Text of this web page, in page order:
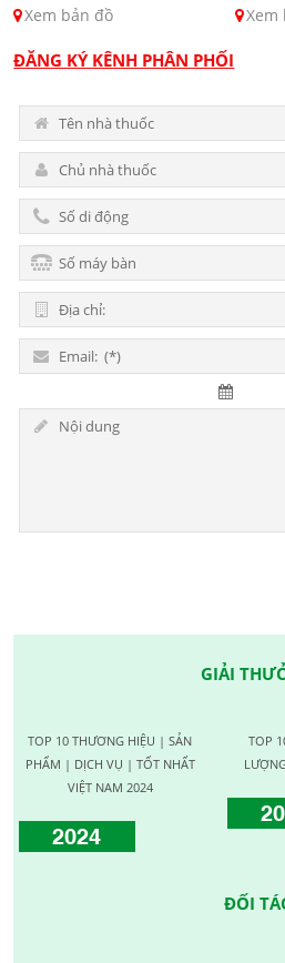
Xem bản đồ
Xem
ĐĂNG KÝ KÊNH PHÂN PHỐI
GIẢI
TOP 10 THƯƠNG HIỆU | SẢN
PHẨM | DỊCH VỤ | TỐT NHẤT
VIỆT NAM 2024
2024
TOP
ĐỐI